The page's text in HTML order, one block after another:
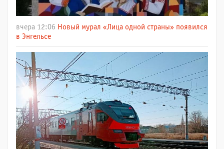
вчера 12:06 Новый мурал «Лица одной страны» появился
в Энгельсе